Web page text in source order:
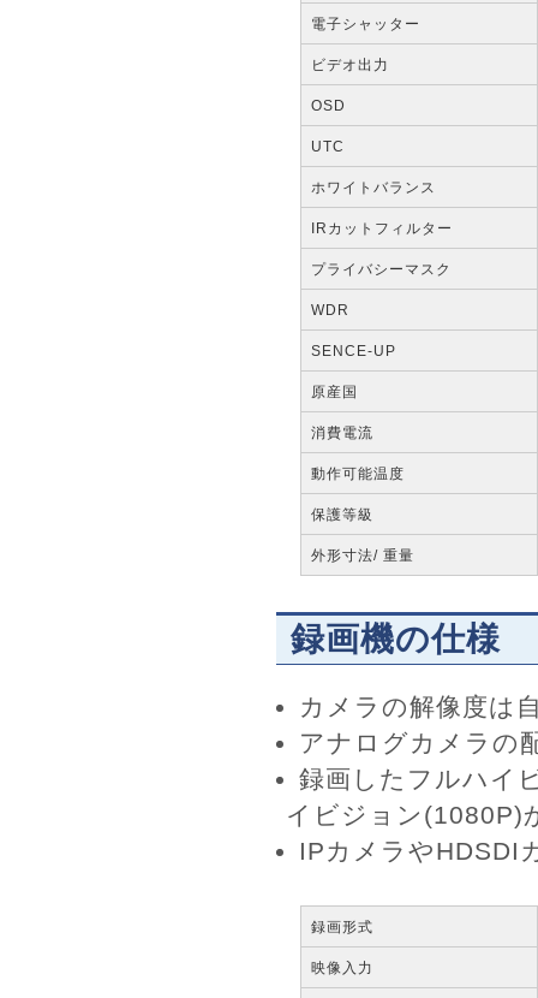
電子シャッター
ビデオ出力
OSD
UTC
ホワイトバランス
IRカットフィルター
プライバシーマスク
WDR
SENCE-UP
原産国
消費電流
動作可能温度
保護等級
外形寸法/ 重量
録画機の仕様
カメラの解像度は
アナログカメラの
録画したフルハイ
イビジョン(1080P)
IPカメラやHDSDI
録画形式
映像入力